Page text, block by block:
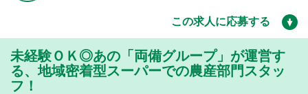
この求人に応募する
未経験ＯＫ◎あの「両備グループ」が運営す
る、地域密着型スーパーでの農産部門スタッ
フ！